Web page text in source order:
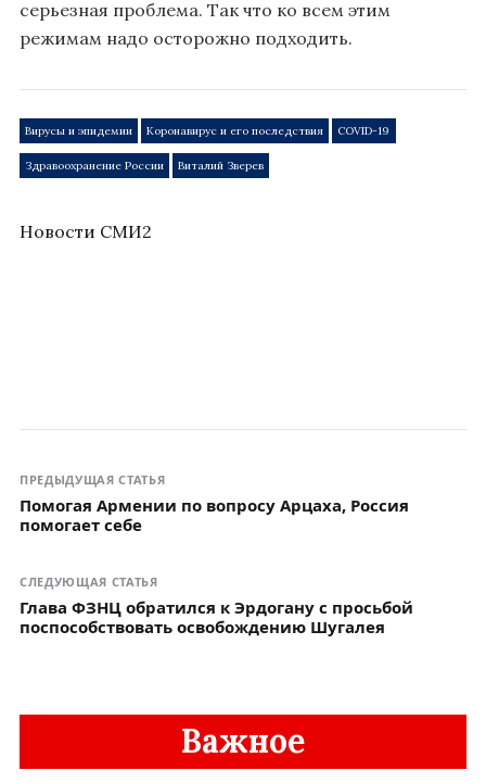
серьезная проблема. Так что ко всем этим
режимам надо осторожно подходить.
Вирусы и эпидемии Коронавирус и его последствия COVID-19
Здравоохранение России Виталий Зверев
Новости СМИ2
ПРЕДЫДУЩАЯ СТАТЬЯ
Помогая Армении по вопросу Арцаха, Россия
помогает себе
СЛЕДУЮЩАЯ СТАТЬЯ
Глава ФЗНЦ обратился к Эрдогану с просьбой
поспособствовать освобождению Шугалея
Важное